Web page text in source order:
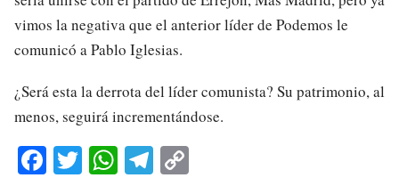
vimos la negativa que el anterior líder de Podemos le
comunicó a Pablo Iglesias.
¿Será esta la derrota del líder comunista? Su patrimonio, al
menos, seguirá incrementándose.
Fa T W Te